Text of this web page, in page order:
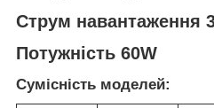
Струм навантаження
Потужність 60W
Сумісність моделей: